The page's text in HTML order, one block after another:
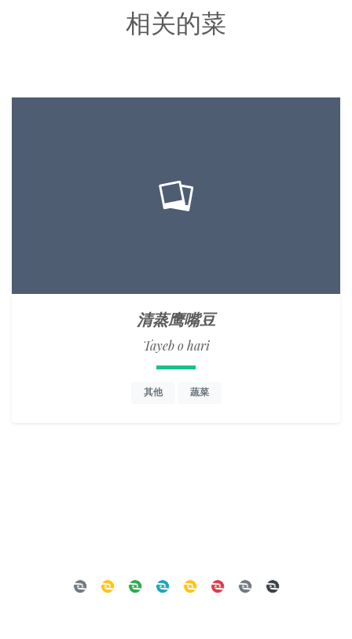
相关的菜
清蒸鹰嘴豆
Tayeb o hari
其他 蔬菜